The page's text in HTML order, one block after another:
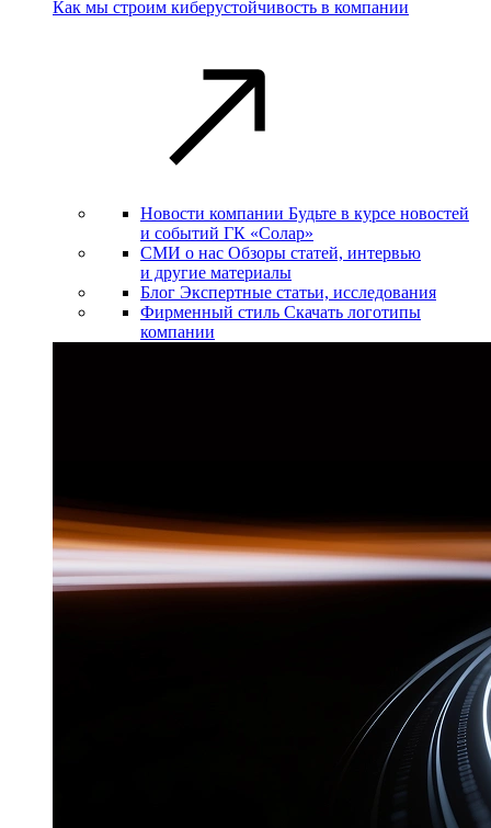
Как мы строим киберустойчивость в компании
Новости компании Будьте в курсе новостей
и событий ГК «Солар»
СМИ о нас Обзоры статей, интервью
и другие материалы
Блог Экспертные статьи, исследования
Фирменный стиль Скачать логотипы
компании